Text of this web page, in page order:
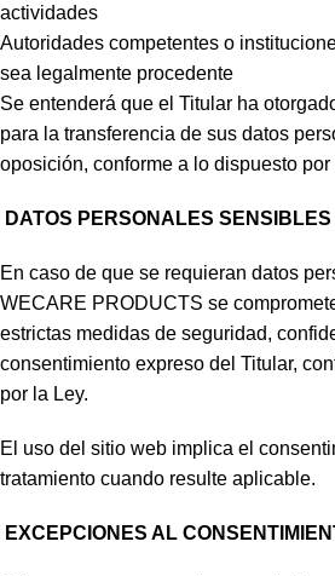
actividades
Autoridades competentes o
sea legalmente procedente
Se entenderá que el Titular ha
para la transferencia de sus datos
oposición, conforme a lo dispuesto
DATOS PERSONALES SENSIBLES
En caso de que se requieran datos
WECARE PRODUCTS se
estrictas medidas de seguridad,
consentimiento expreso del Titular,
por la Ley.
El uso del sitio web implica el
tratamiento cuando resulte aplicable.
EXCEPCIONES AL